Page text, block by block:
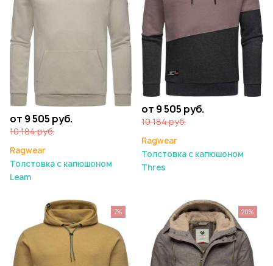
от 9 505 руб.
10 184 руб.
Ragwear
Толстовка с капюшоном
Leam
от 9 505 руб.
10 184 руб.
Ragwear
Толстовка с капюшоном
Thres
7% 20%